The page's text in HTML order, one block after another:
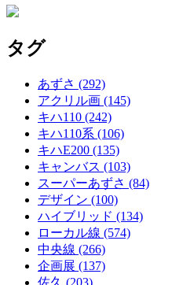
タグ
あずさ (292)
アクリル画 (145)
キハ110 (242)
キハ110系 (106)
キハE200 (135)
キャンバス (103)
スーパーあずさ (84)
デザイン (100)
ハイブリッド (134)
ローカル線 (574)
中央線 (266)
企画展 (137)